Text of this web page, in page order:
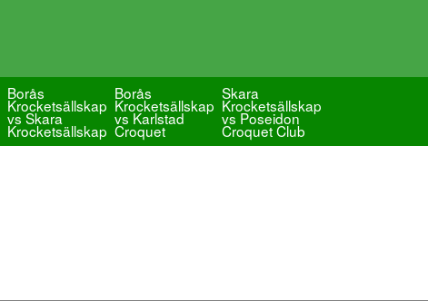
Borås
Krocketsällskap
vs Skara
Krocketsällskap
Borås
Krocketsällskap
vs Karlstad
Croquet
Skara
Krocketsällskap
vs Poseidon
Croquet Club